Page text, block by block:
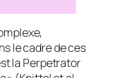
le cadre de ces
la Perpetrator